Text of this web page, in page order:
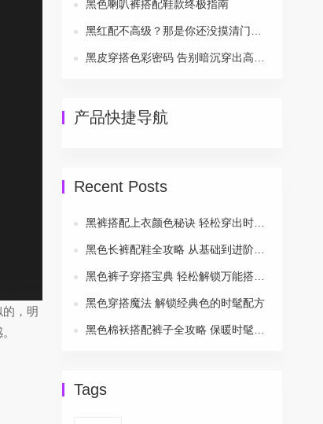
，明
黑色喇叭裤搭配鞋款终极指南
产品快捷导航
Recent Posts
黑色穿搭魔法 解锁经典色的时髦配方
Tags